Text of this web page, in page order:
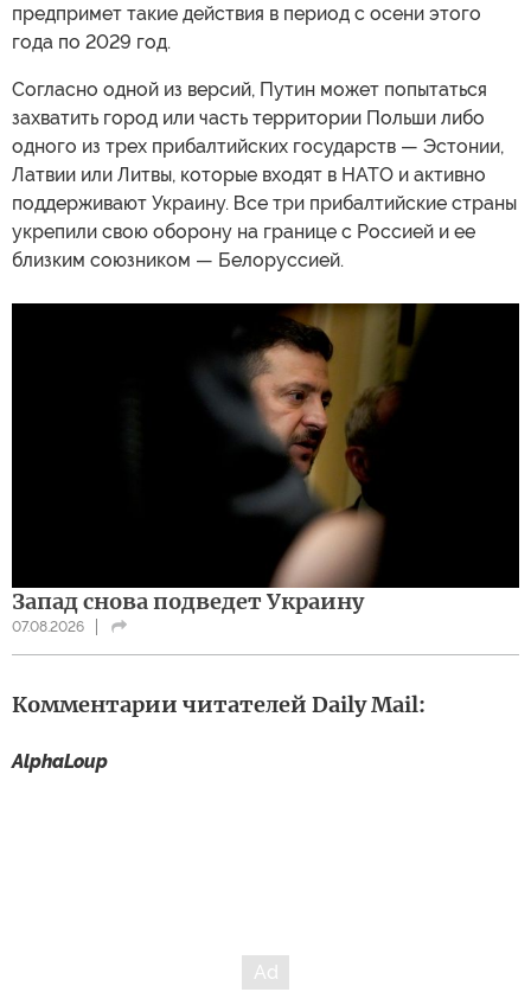
предпримет такие действия в период с осени этого
года по 2029 год.
Согласно одной из версий, Путин может попытаться
захватить город или часть территории Польши либо
одного из трех прибалтийских государств — Эстонии,
Латвии или Литвы, которые входят в НАТО и активно
поддерживают Украину. Все три прибалтийские страны
укрепили свою оборону на границе с Россией и ее
близким союзником — Белоруссией.
Запад снова подведет Украину
07.08.2026
Комментарии читателей Daily Mail:
AlphaLoup